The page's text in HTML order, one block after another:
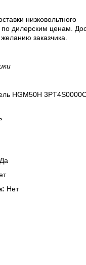
низковольтного
дилерским ценам.
заказчика.
HGM50H
Да
Нет